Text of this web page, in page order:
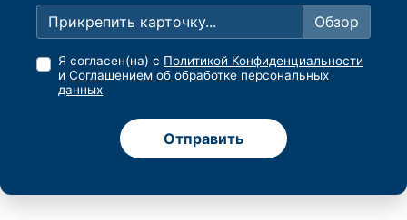
Прикрепить карточку...
Я согласен(на) с Политикой Конфиденциальности
и Соглашением об обработке персональных
данных
Отправить